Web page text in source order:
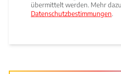
übermittelt werden. Mehr
Datenschutzbestimmungen.